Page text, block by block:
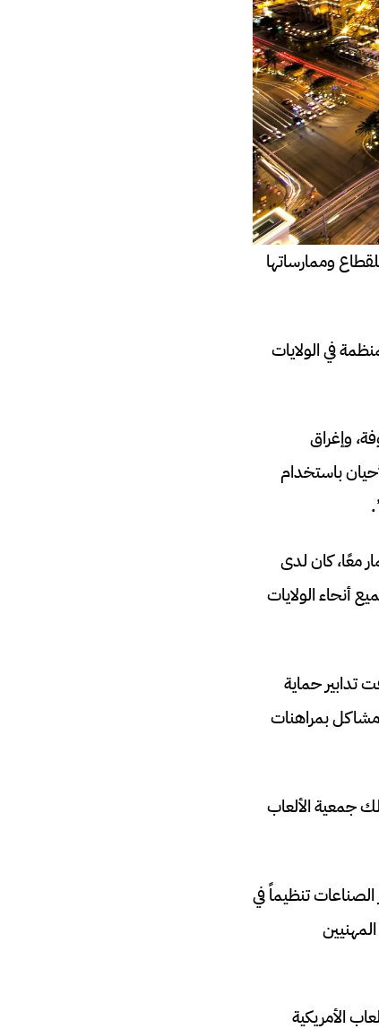
وممارساتها
في الولايات
وإغراق
باستخدام
معًا، كان لدى
أنحاء الولايات
تدابير حماية
بمراهنات
جمعية الألعاب
تنظيماً في
الأمريكية